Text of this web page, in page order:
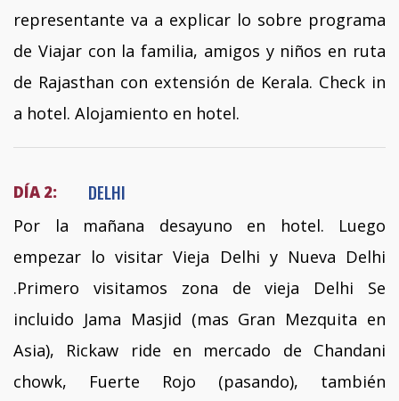
representante va a explicar lo sobre programa
de Viajar con la familia, amigos y niños en ruta
de Rajasthan con extensión de Kerala. Check in
a hotel. Alojamiento en hotel.
DÍA 2: DELHI
Por la mañana desayuno en hotel. Luego
empezar lo visitar Vieja Delhi y Nueva Delhi
.Primero visitamos zona de vieja Delhi Se
incluido Jama Masjid (mas Gran Mezquita en
Asia), Rickaw ride en mercado de Chandani
chowk, Fuerte Rojo (pasando), también